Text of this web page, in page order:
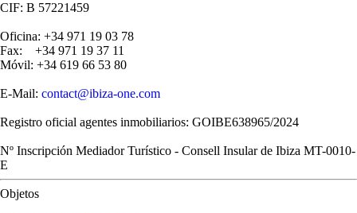
CIF: B 57221459
Oficina: +34 971 19 03 78
Fax: +34 971 19 37 11
Móvil: +34 619 66 53 80
E-Mail: contact@ibiza-one.com
Registro oficial agentes inmobiliarios: GOIBE638965/2024
Nº Inscripción Mediador Turístico - Consell Insular de Ibiza MT-0010-
E
Objetos